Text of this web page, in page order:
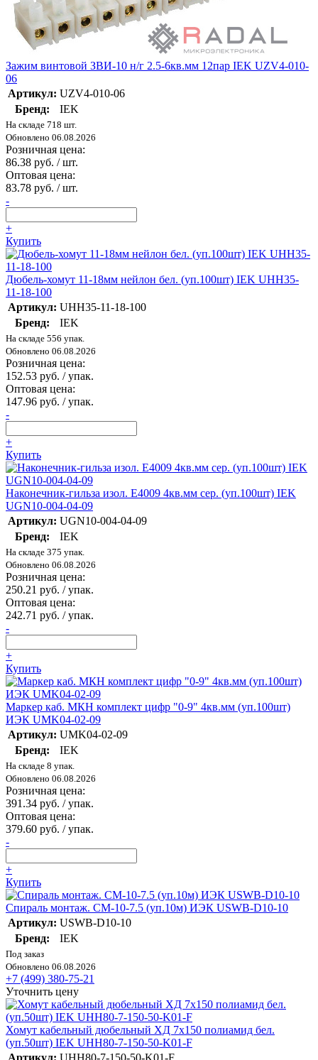
Зажим винтовой ЗВИ-10 н/г 2.5-6кв.мм 12пар IEK UZV4-010-
06
Артикул: UZV4-010-06
Бренд:
IEK
На складе 718 шт.
Обновлено 06.08.2026
Розничная цена:
86.38 руб. / шт.
Оптовая цена:
83.78 руб. / шт.
-
+
Купить
Дюбель-хомут 11-18мм нейлон бел. (уп.100шт) IEK UHH35-
11-18-100
Артикул: UHH35-11-18-100
Бренд:
IEK
На складе 556 упак.
Обновлено 06.08.2026
Розничная цена:
152.53 руб. / упак.
Оптовая цена:
147.96 руб. / упак.
-
+
Купить
Наконечник-гильза изол. Е4009 4кв.мм сер. (уп.100шт) IEK
UGN10-004-04-09
Артикул: UGN10-004-04-09
Бренд:
IEK
На складе 375 упак.
Обновлено 06.08.2026
Розничная цена:
250.21 руб. / упак.
Оптовая цена:
242.71 руб. / упак.
-
+
Купить
Маркер каб. МКН комплект цифр "0-9" 4кв.мм (уп.100шт)
ИЭК UMK04-02-09
Артикул: UMK04-02-09
Бренд:
IEK
На складе 8 упак.
Обновлено 06.08.2026
Розничная цена:
391.34 руб. / упак.
Оптовая цена:
379.60 руб. / упак.
-
+
Купить
Спираль монтаж. СМ-10-7.5 (уп.10м) ИЭК USWB-D10-10
Артикул: USWB-D10-10
Бренд:
IEK
Под заказ
Обновлено 06.08.2026
+7 (499) 380-75-21
Уточнить цену
Хомут кабельный дюбельный ХД 7х150 полиамид бел.
(уп.50шт) IEK UHH80-7-150-50-K01-F
Артикул: UHH80-7-150-50-K01-F